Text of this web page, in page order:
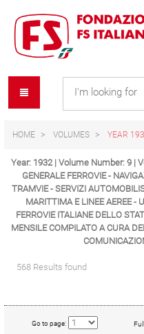
content
navigation
menu
HOME VOLUMES YEAR
Year: 1932 | Volume Number: 9 |
GENERALE FERROVIE -
TRAMVIE - SERVIZI
MARITTIMA E LINEE AEREE -
FERROVIE ITALIANE DELLO
MENSILE COMPILATO A CURA
568 Results found
Go to page: